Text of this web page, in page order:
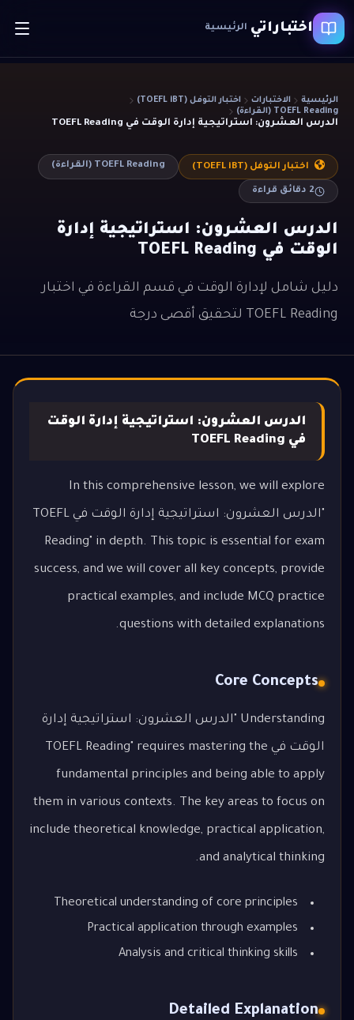
اختباراتي الرئيسية
الرئيسية الاختبارات
اختبار التوفل (TOEFL iBT)
TOEFL Reading (القراءة)
الدرس العشرون: استراتيجية إدارة الوقت في TOEFL Reading
اختبار التوفل (TOEFL iBT) TOEFL Reading (القراءة)
2 دقائق قراءة
الدرس العشرون: استراتيجية إدارة
الوقت في TOEFL Reading
دليل شامل لإدارة الوقت في قسم القراءة في اختبار
TOEFL Reading لتحقيق أقصى درجة
الدرس العشرون: استراتيجية إدارة الوقت
في TOEFL Reading
In this comprehensive lesson, we will explore
"الدرس العشرون: استراتيجية إدارة الوقت في TOEFL
Reading" in depth. This topic is essential for exam
success, and we will cover all key concepts, provide
practical examples, and include MCQ practice
questions with detailed explanations.
Core Concepts
Understanding "الدرس العشرون: استراتيجية إدارة
الوقت في TOEFL Reading" requires mastering the
fundamental principles and being able to apply
them in various contexts. The key areas to focus on
include theoretical knowledge, practical application,
and analytical thinking.
Theoretical understanding of core principles
Practical application through examples
Analysis and critical thinking skills
Detailed Explanation